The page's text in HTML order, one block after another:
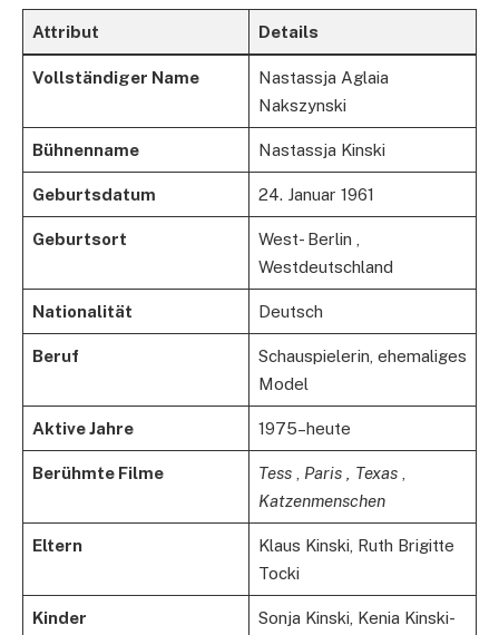
Attribut Details
Vollständiger Name
Nastassja Aglaia
Nakszynski
Bühnenname​ Nastassja Kinski
Geburtsdatum​​ 24. Januar 1961
Geburtsort​​
West- Berlin ,
Westdeutschland
Nationalität Deutsch
Beruf
Schauspielerin, ehemaliges
Model
Aktive Jahre 1975–heute
Berühmte Filme Tess, Paris Texas,
Katzenmenschen
Eltern
Klaus Kinski, Ruth Brigitte
Tocki
Kinder
Sonja Kinski, Kenia Kinski-